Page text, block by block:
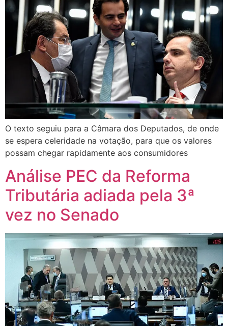
O texto seguiu para a Câmara dos Deputados, de onde
se espera celeridade na votação, para que os valores
possam chegar rapidamente aos consumidores
Análise PEC da Reforma
Tributária adiada pela 3ª
vez no Senado